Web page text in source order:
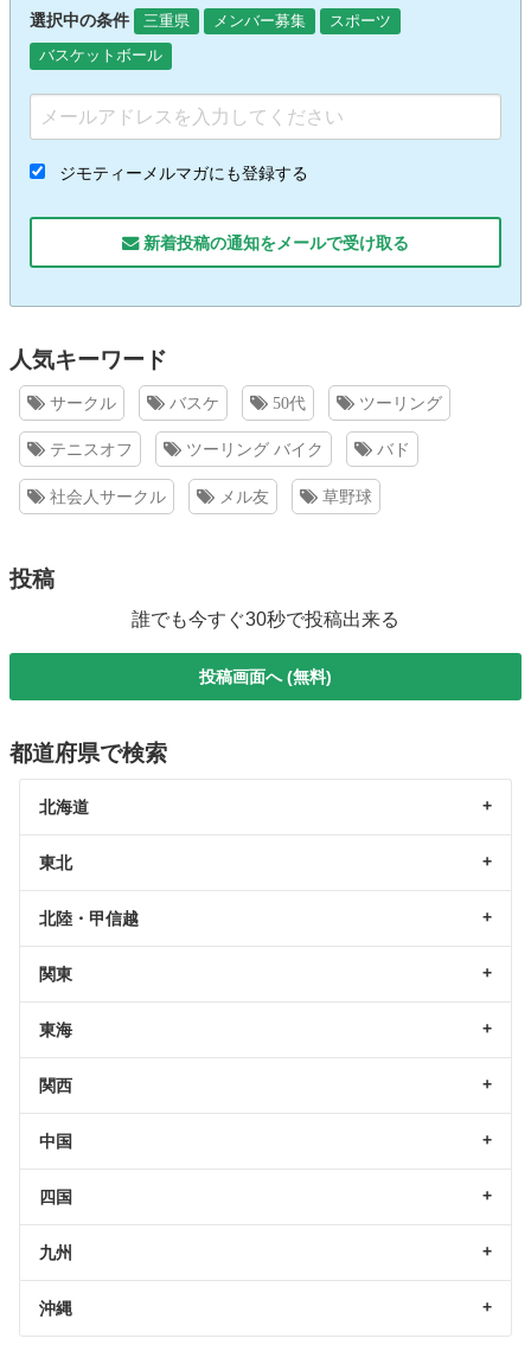
選択中の条件 三重県 メンバー募集
スポーツ
バスケットボール
ジモティーメルマガにも登録する
新着投稿の通知をメールで受け取る
人気キーワード
サークル バスケ 50代 ツーリング
テニスオフ ツーリング バイク バド
社会人サークル メル友 草野球
投稿
誰でも今すぐ30秒で投稿出来る
投稿画面へ (無料)
都道府県で検索
北海道
東北
北陸・甲信越
関東
東海
関西
中国
四国
九州
沖縄